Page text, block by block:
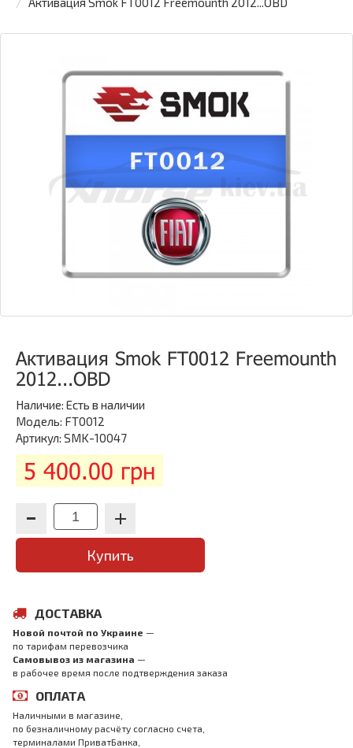
Активация Smok FT0012 Freemounth
2012...OBD
Наличие: Есть в наличии
Модель: FT0012
Артикул: SMK-10047
5 400.00 грн
Купить
ДОСТАВКА
Новой почтой по Украине —
по тарифам перевозчика
Самовывоз из магазина —
в рабочее время после подтверждения заказа
ОПЛАТА
Наличными в магазине,
по безналичному расчёту согласно счета,
терминалами ПриватБанка,